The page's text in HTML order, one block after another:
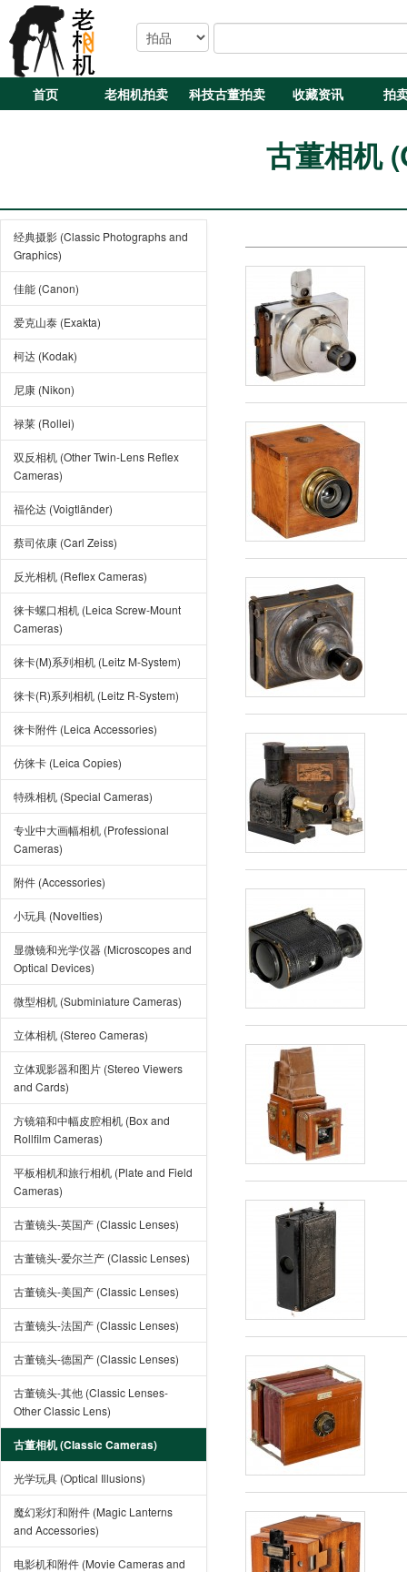
首页 老相机拍卖 科技古董拍卖 收藏资讯 拍
古董相机
经典摄影 (Classic Photographs and
Graphics)
佳能 (Canon)
爱克山泰 (Exakta)
柯达 (Kodak)
尼康 (Nikon)
禄莱 (Rollei)
双反相机 (Other Twin-Lens Reflex
Cameras)
福伦达 (Voigtländer)
蔡司依康 (Carl Zeiss)
反光相机 (Reflex Cameras)
徕卡螺口相机 (Leica Screw-Mount
Cameras)
徕卡(M)系列相机 (Leitz M-System)
徕卡(R)系列相机 (Leitz R-System)
徕卡附件 (Leica Accessories)
仿徕卡 (Leica Copies)
特殊相机 (Special Cameras)
专业中大画幅相机 (Professional
Cameras)
附件 (Accessories)
小玩具 (Novelties)
显微镜和光学仪器 (Microscopes and
Optical Devices)
微型相机 (Subminiature Cameras)
立体相机 (Stereo Cameras)
立体观影器和图片 (Stereo Viewers
and Cards)
方镜箱和中幅皮腔相机 (Box and
Rollfilm Cameras)
平板相机和旅行相机 (Plate and Field
Cameras)
古董镜头-英国产 (Classic Lenses)
古董镜头-爱尔兰产 (Classic Lenses)
古董镜头-美国产 (Classic Lenses)
古董镜头-法国产 (Classic Lenses)
古董镜头-德国产 (Classic Lenses)
古董镜头-其他 (Classic Lenses-
Other Classic Lens)
古董相机 (Classic Cameras)
光学玩具 (Optical Illusions)
魔幻彩灯和附件 (Magic Lanterns
and Accessories)
电影机和附件 (Movie Cameras and